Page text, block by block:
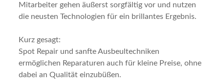
Mitarbeiter gehen äußerst sorgfältig vor und nutzen
die neusten Technologien für ein brillantes Ergebnis.
Kurz gesagt:
Spot Repair und sanfte Ausbeultechniken
ermöglichen Reparaturen auch für kleine Preise, ohne
dabei an Qualität einzubüßen.